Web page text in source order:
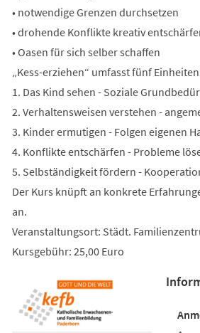
• notwendige Grenzen durchsetzen
• drohende Konflikte kreativ
• Oasen für sich selber schaffen
„Kess-erziehen“ umfasst fünf
1. Das Kind sehen - Soziale
2. Verhaltensweisen verstehen -
3. Kinder ermutigen - Folgen eigenen
4. Konflikte entschärfen - Probleme
5. Selbständigkeit fördern -
Der Kurs knüpft an konkrete
an.
Veranstaltungsort: Städt.
Kursgebühr: 25,00 Euro